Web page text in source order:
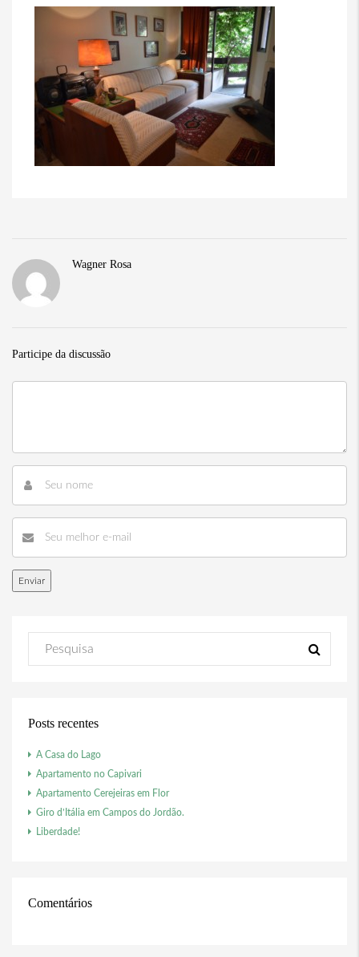
Wagner Rosa
Participe da discussão
Posts recentes
A Casa do Lago
Apartamento no Capivari
Apartamento Cerejeiras em Flor
Giro d’Itália em Campos do Jordão.
Liberdade!
Comentários